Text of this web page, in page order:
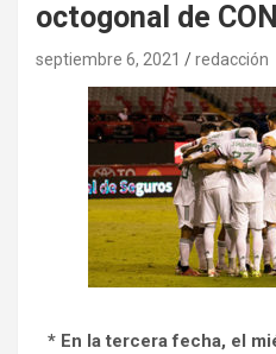
octogonal de
septiembre 6, 2021 redacción
* En la tercera fecha, el